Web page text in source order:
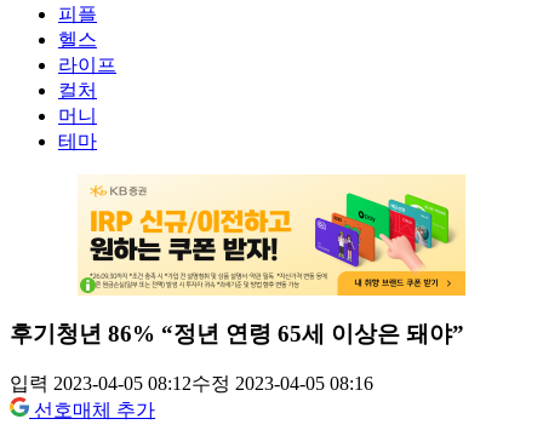
피플
헬스
라이프
컬처
머니
테마
후기청년 86% “정년 연령 65세 이상은 돼야”
입력 2023-04-05 08:12수정 2023-04-05 08:16
선호매체 추가